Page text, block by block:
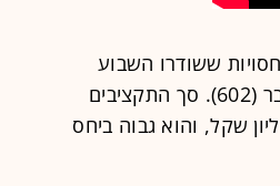
ששודרו השבוע
עומד על 641 - גבוה ממספר הפרסומות ששודרו בשבוע שעבר (602). סך התקציבים
השבוע בקמפיינים הפרסומיים עומד על כ-28.5 מיליון שקל, והוא גבוה ביחס